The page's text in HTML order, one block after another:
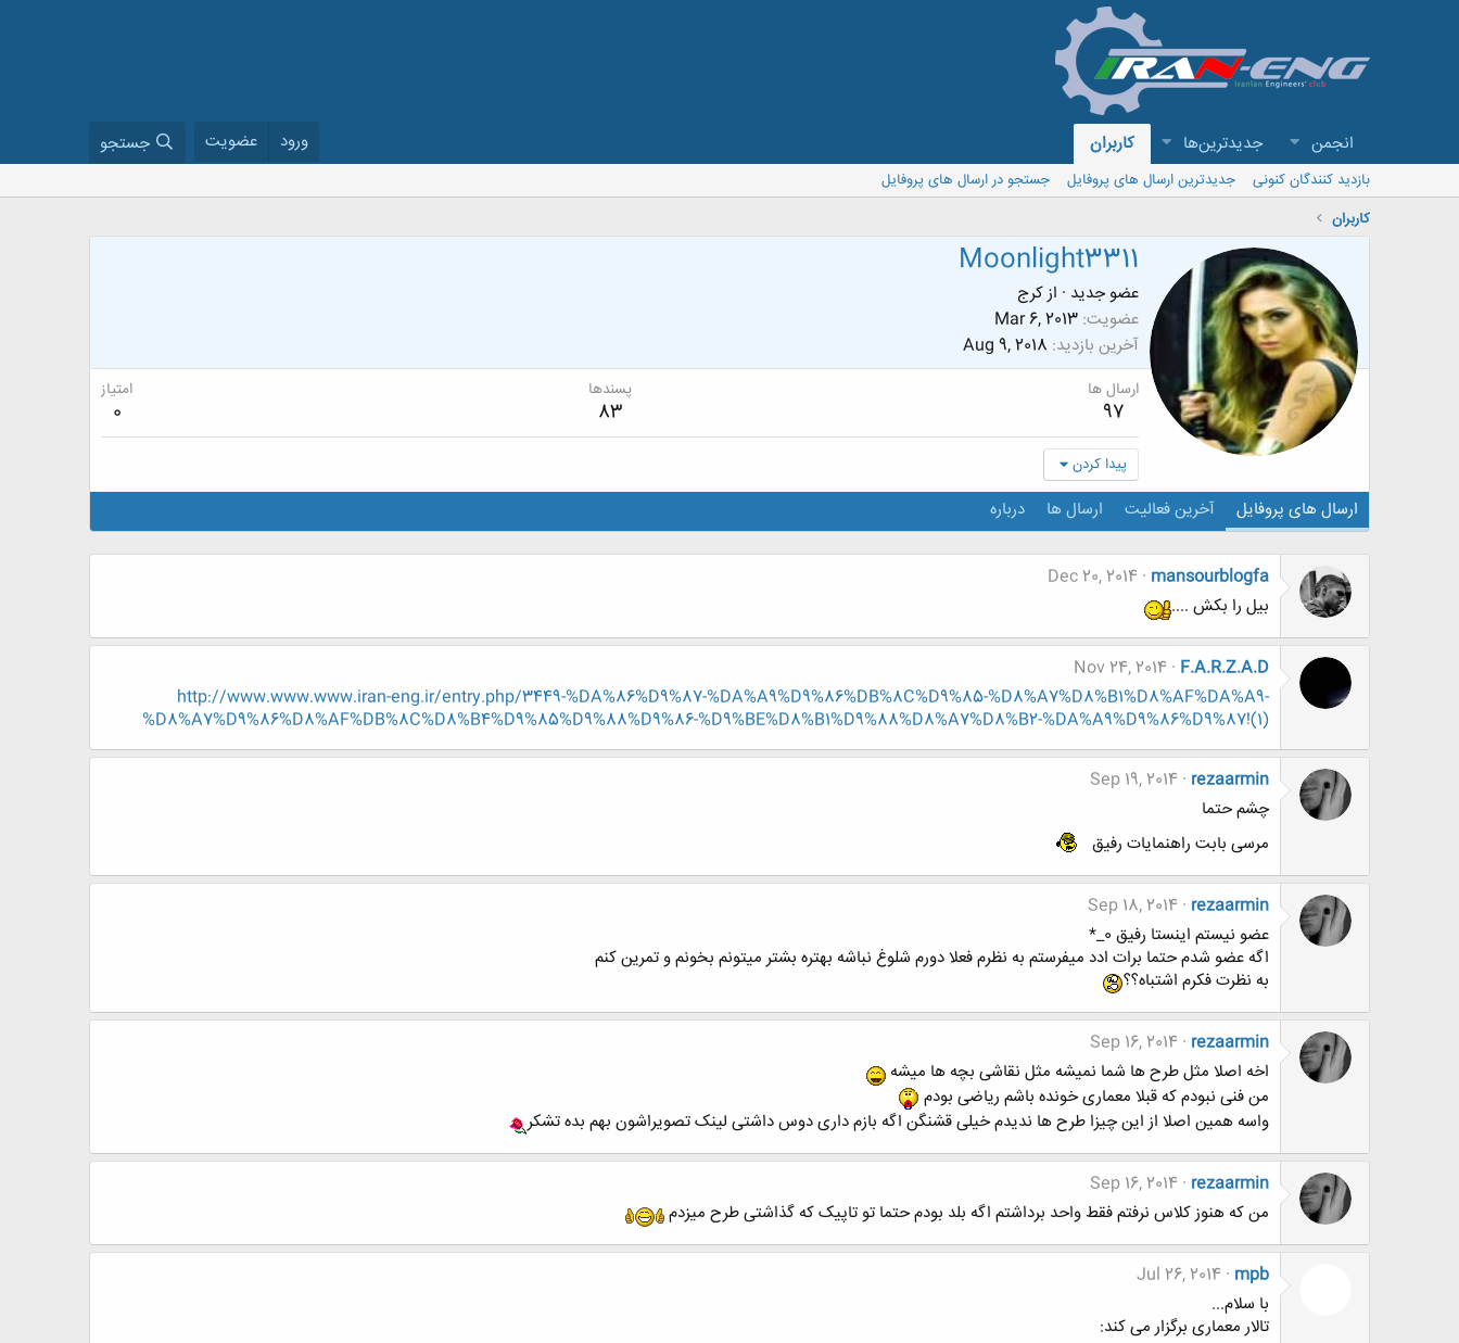
انجمن جدیدترین‌ها کاربران ورود عضویت جستجو
بازدید کنندگان کنونی جدیدترین ارسال های پروفایل
جستجو در ارسال های پروفایل
کاربران
Moonlight3311
عضو جدید · ازکرج
عضویت Mar 6, 2013
آخرین بازدید Aug 9, 2018
ارسال ها
97
پسندها
83
امتیاز
0
پیدا کردن
ارسال های پروفایل آخرین فعالیت ارسال ها درباره
mansourblogfa
Dec 20, 2014
بیل را بکش ....
F.A.R.Z.A.D
Nov 24, 2014
http://www.www.www.iran-eng.ir/entry.php/3449-%DA%86%D9%87-%DA%A9%D9%86%DB%8C%D9%85-%D8%A7%D8%B1%D8%AF%DA%A9-
%D8%A7%D9%86%D8%AF%DB%8C%D8%B4%D9%85%D9%88%D9%86-%D9%BE%D8%B1%D9%88%D8%A7%D8%B2-%DA%A9%D9%86%D9%87!(1)
rezaarmin
Sep 19, 2014
چشم حتما
مرسی بابت راهنمایات رفیق
rezaarmin
Sep 18, 2014
عضو نیستم اینستا رفیق 0_*
اگه عضو شدم حتما برات ادد میفرستم به نظرم فعلا دورم شلوغ نباشه بهتره بشتر میتونم بخونم و تمرین کنم
به نظرت فکرم اشتباه؟؟
rezaarmin
Sep 16, 2014
اخه اصلا مثل طرح ها شما نمیشه مثل نقاشی بچه ها میشه
من فنی نبودم که قبلا معماری خونده باشم ریاضی بودم
واسه همین اصلا از این چیزا طرح ها ندیدم خیلی قشنگن اگه بازم داری دوس داشتی لینک تصویراشون بهم بده تشکر
rezaarmin
Sep 16, 2014
من که هنوز کلاس نرفتم فقط واحد برداشتم اگه بلد بودم حتما تو تاپیک که گذاشتی طرح میزدم
mpb
Jul 26, 2014
با سلام...
تالار معماری برگزار می کند: